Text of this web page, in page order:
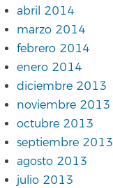
abril 2014
marzo 2014
febrero 2014
enero 2014
diciembre 2013
noviembre 2013
octubre 2013
septiembre 2013
agosto 2013
julio 2013